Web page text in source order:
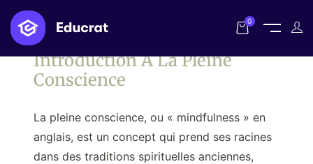
0
Introduction À La Pleine
Conscience
La pleine conscience, ou « mindfulness » en
anglais, est un concept qui prend ses racines
dans des traditions spirituelles anciennes,